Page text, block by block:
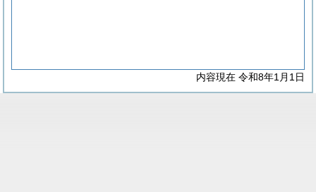
内容現在 令和8年1月1日